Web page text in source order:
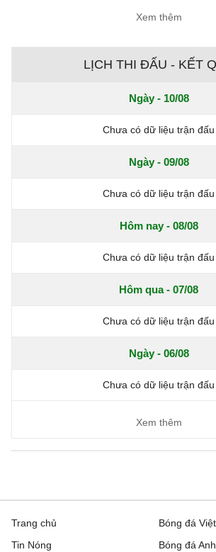
Xem thêm
LỊCH THI ĐẤU - KẾT
Ngày - 10/08
Chưa có dữ liệu trận đấu
Ngày - 09/08
Chưa có dữ liệu trận đấu
Hôm nay - 08/08
Chưa có dữ liệu trận đấu
Hôm qua - 07/08
Chưa có dữ liệu trận đấu
Ngày - 06/08
Chưa có dữ liệu trận đấu
Xem thêm
Trang chủ
Tin Nóng
Bóng đá
Bóng đá Anh